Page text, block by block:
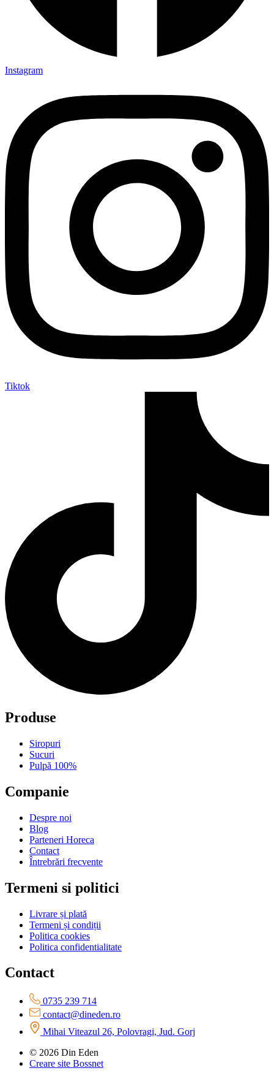
Instagram
Tiktok
Produse
Siropuri
Sucuri
Pulpă 100%
Companie
Despre noi
Blog
Parteneri Horeca
Contact
Întrebrări frecvente
Termeni si politici
Livrare și plată
Termeni și condiții
Politica cookies
Politica confidentialitate
Contact
0735 239 714
contact@dineden.ro
Mihai Viteazul 26, Polovragi, Jud. Gorj
© 2026 Din Eden
Creare site Bossnet